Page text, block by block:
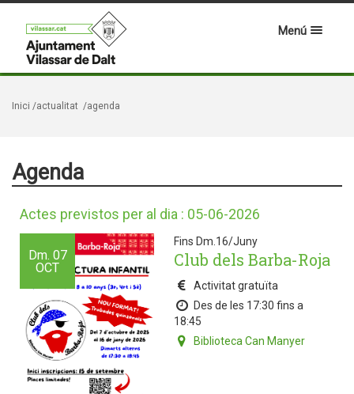
Menú
Inici /actualitat /agenda
Agenda
Actes previstos per al dia : 05-06-2026
Dm. 07
OCT
Fins Dm.16/Juny
Club dels Barba-Roja
Activitat gratuïta
Des de les 17:30 fins a
18:45
Biblioteca Can Manyer